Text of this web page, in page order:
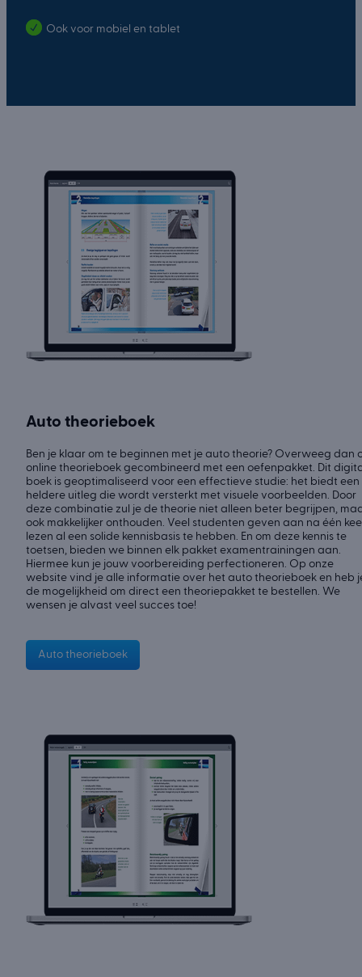
Ook voor mobiel en tablet
Auto theorieboek
Ben je klaar om te beginnen met je auto theorie? Overweeg dan
online theorieboek gecombineerd met een oefenpakket. Dit
boek is geoptimaliseerd voor een effectieve studie: het biedt een
heldere uitleg die wordt versterkt met visuele voorbeelden. Door
deze combinatie zul je de theorie niet alleen beter begrijpen,
ook makkelijker onthouden. Veel studenten geven aan na één
lezen al een solide kennisbasis te hebben. En om deze kennis te
toetsen, bieden we binnen elk pakket examentrainingen aan.
Hiermee kun je jouw voorbereiding perfectioneren. Op onze
website vind je alle informatie over het auto theorieboek en heb
de mogelijkheid om direct een theoriepakket te bestellen. We
wensen je alvast veel succes toe!
Auto theorieboek